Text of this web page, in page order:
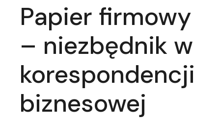
Papier firmowy
– niezbędnik w
korespondencji
biznesowej